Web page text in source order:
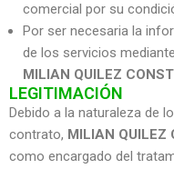
comercial por su
Por ser necesaria la
de los servicios
MILIAN QUILEZ
LEGITIMACIÓN
Debido a la naturaleza de
contrato, MILIAN QUILEZ
como encargado del